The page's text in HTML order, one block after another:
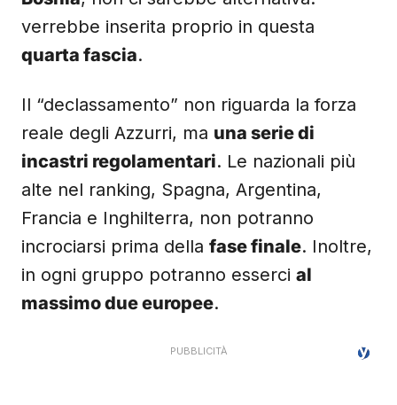
verrebbe inserita proprio in questa
quarta fascia.
Il “declassamento” non riguarda la forza
reale degli Azzurri, ma una serie di
incastri regolamentari. Le nazionali più
alte nel ranking, Spagna, Argentina,
Francia e Inghilterra, non potranno
incrociarsi prima della fase finale. Inoltre,
in ogni gruppo potranno esserci al
massimo due europee.